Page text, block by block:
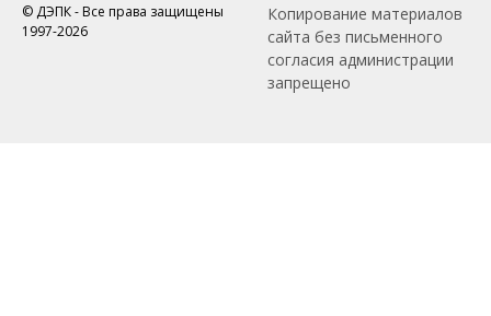
© ДЭПК - Все права защищены
1997-2026
Копирование материалов
сайта без письменного
согласия администрации
запрещено